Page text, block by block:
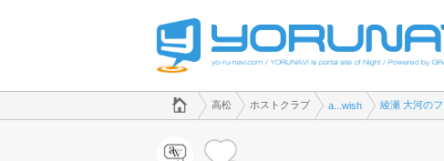
でホストクラブのことなら、ホストクラブ a...wish([kana])
香川県版
高松 ホストクラブ a...wish 綾瀬 大河の